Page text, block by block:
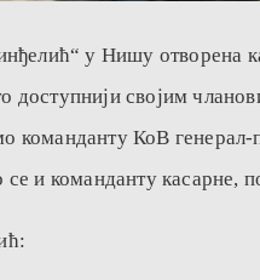
у Нишу отворена
својим
команданту КоВ
и команданту касарне,